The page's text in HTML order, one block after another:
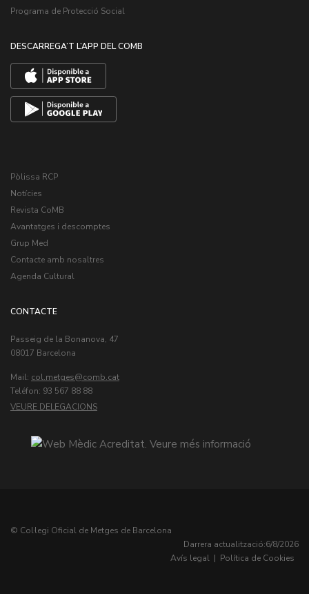
Programa de Protecció Social
DESCARREGA’T L’APP DEL COMB
Pòlissa RCP
Notícies
Revista CoMB
Avantatges i descomptes
Grup Med
Contacte amb nosaltres
Agenda Cultural
CONTACTE
Passeig de la Bonanova, 47
08017 Barcelona
Mail: col.metges
Teléfon: 93 567 88 88
VEURE DELEGACIONS
© Col·legi Oficial de Metges de Barcelona
Darrera actualització:6/8/2026
Avís legal | Política de Cookies